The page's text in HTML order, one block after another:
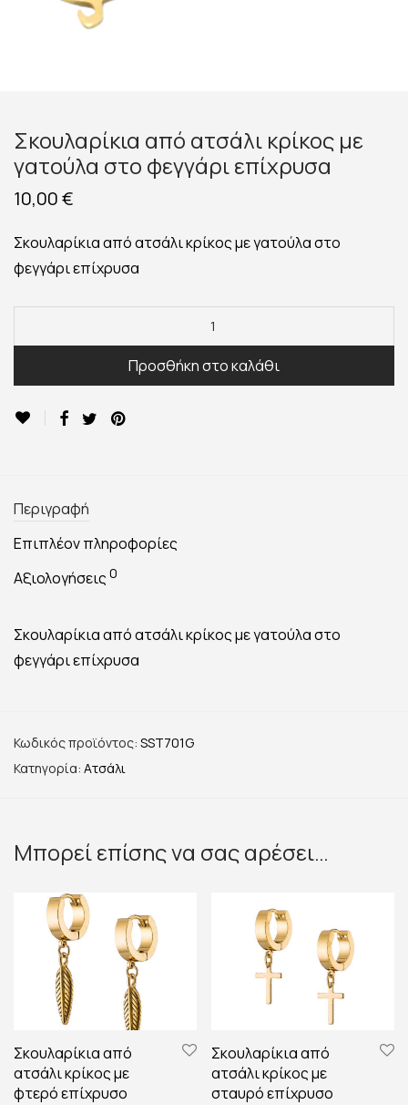
Σκουλαρίκια από ατσάλι κρίκος με
γατούλα στο φεγγάρι επίχρυσα
10,00€
Σκουλαρίκια από ατσάλι κρίκος με γατούλα στο
φεγγάρι επίχρυσα
Προσθήκη στο καλάθι
Περιγραφή
Επιπλέον πληροφορίες
Αξιολογήσεις 0
Σκουλαρίκια από ατσάλι κρίκος με γατούλα στο
φεγγάρι επίχρυσα
Κωδικός προϊόντος: SST701G
Κατηγορία: Ατσάλι
Μπορεί επίσης να σας αρέσει…
Σκουλαρίκια από
ατσάλι κρίκος με
φτερό επίχρυσο
Σκουλαρίκια από
ατσάλι κρίκος με
σταυρό επίχρυσο